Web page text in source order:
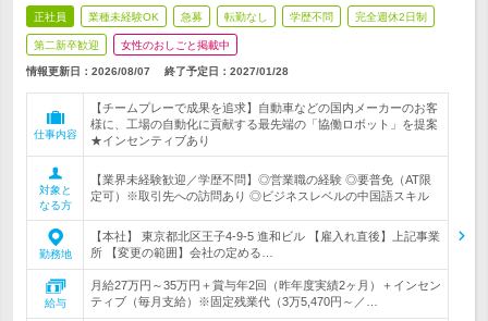
正社員 業種未経験OK 急募 転勤なし 学歴不問 完全週休2日制
第二新卒歓迎 女性のおしごと掲載中
情報更新日：2026/08/07 終了予定日： 2027/01/28
仕事内容
【チームプレーで成果を追求】自動車などの国内メーカーのお客
様に、工場の自動化に貢献する最先端の「協働ロボット」を提案
★インセンティブあり
対象と
なる方
【業界未経験歓迎／学歴不問】◎営業職の経験 ◎要普免（AT限
定可）※取引先への訪問あり ◎ビジネスレベルの中国語スキル
勤務地
【本社】 東京都北区王子4-9-5 進和ビル 【雇入れ直後】上記事業
所 【変更の範囲】会社の定める…
給与
月給27万円～35万円＋賞与年2回（昨年度実績2ヶ月）＋インセン
ティブ（毎月支給）※固定残業代（3万5,470円～／…